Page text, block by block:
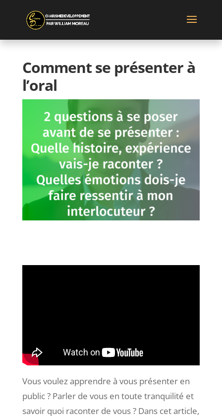
Comment se présenter à
l’oral
Vous voulez apprendre à vous présenter en
public ? Parler de vous en toute tranquilité et
savoir quoi raconter de vous ? Dans cet article,